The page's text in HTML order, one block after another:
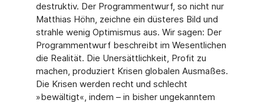
destruktiv. Der Programmentwurf, so nicht nur
Matthias Höhn, zeichne ein düsteres Bild und
strahle wenig Optimismus aus. Wir sagen: Der
Programmentwurf beschreibt im Wesentlichen
die Realität. Die Unersättlichkeit, Profit zu
machen, produziert Krisen globalen Ausmaßes.
Die Krisen werden recht und schlecht
»bewältigt«, indem – in bisher ungekanntem